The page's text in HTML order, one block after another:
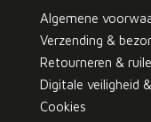
Algemene
Verzending &
Retourneren &
Digitale veiligheid
Cookies